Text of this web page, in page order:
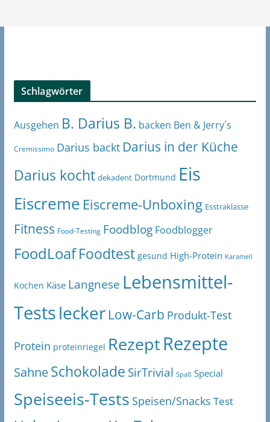
Schlagwörter
Ausgehen B. Darius B. backen Ben & Jerry´s
Cremissimo Darius backt Darius in der Küche
Darius kocht dekadent Dortmund Eis
Eiscreme Eiscreme-Unboxing Esstraklasse
Fitness Food-Testing Foodblog Foodblogger
FoodLoaf Foodtest gesund High-Protein Karamell
Kochen Käse Langnese Lebensmittel-
Testslecker Low-Carb Produkt-Test
Protein proteinriegel RezeptRezepte
SahneSchokolade SirTrivial Spaß Special
Speiseeis-Tests Speisen/Snacks Test